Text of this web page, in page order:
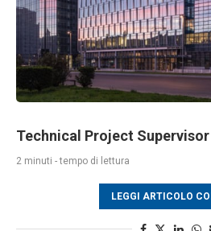
Technical Project
2 minuti - tempo di lettura
LEGGI ARTICOLO